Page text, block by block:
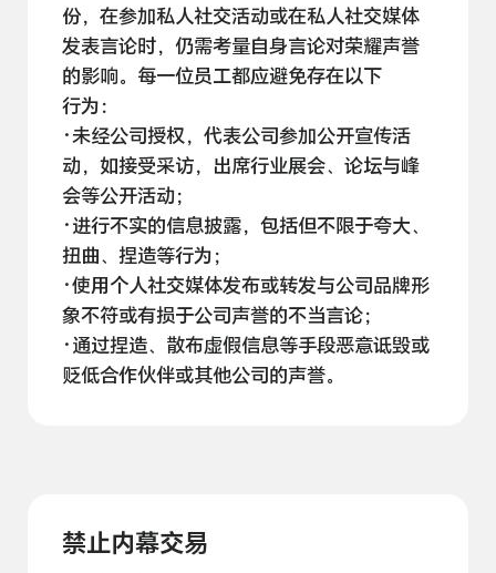
份，在参加私人社交活动或在私人社交媒体
发表言论时，仍需考量自身言论对荣耀声誉
的影响。每一位员工都应避免存在以下
行为：
·未经公司授权，代表公司参加公开宣传活
动，如接受采访，出席行业展会、论坛与峰
会等公开活动；
·进行不实的信息披露，包括但不限于夸大、
扭曲、捏造等行为；
·使用个人社交媒体发布或转发与公司品牌形
象不符或有损于公司声誉的不当言论；
·通过捏造、散布虚假信息等手段恶意诋毁或
贬低合作伙伴或其他公司的声誉。
禁止内幕交易